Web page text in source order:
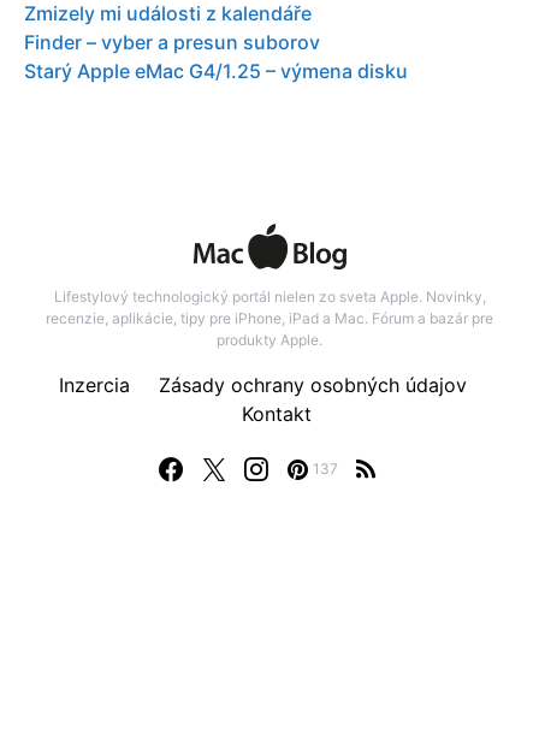
Zmizely mi události z kalendáře
Finder – vyber a presun suborov
Starý Apple eMac G4/1.25 – výmena disku
Lifestylový technologický portál nielen zo sveta Apple. Novinky,
recenzie, aplikácie, tipy pre iPhone, iPad a Mac. Fórum a bazár pre
produkty Apple.
137
Inzercia
Zásady ochrany osobných údajov
Kontakt